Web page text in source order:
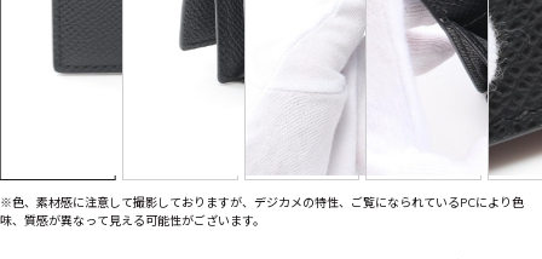
※色、素材感に注意して撮影しておりますが、デジカメの特性、ご覧になられているPCにより色
味、質感が異なって見える可能性がございます。